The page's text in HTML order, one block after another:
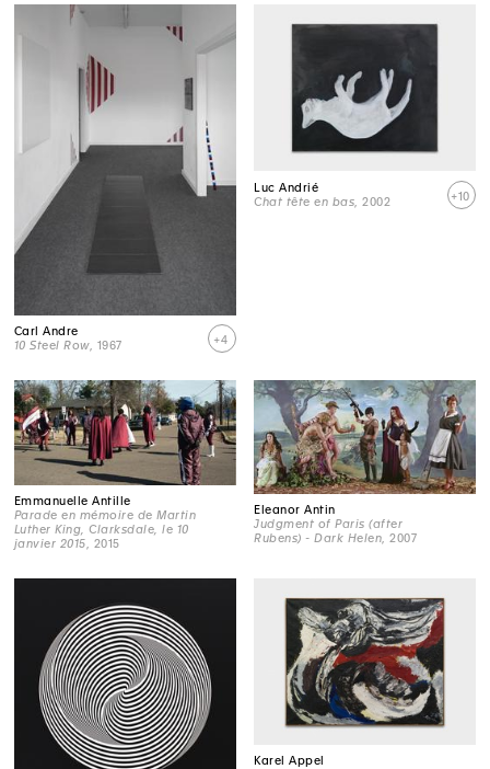
Carl Andre
10 Steel Row, 1967 +4
Luc Andrié
Chat tête en bas , 2002 +10
Emmanuelle Antille
Parade en mémoire de Martin
Luther King, Clarksdale, le 10
janvier 2015 , 2015
Eleanor Antin
Judgment of Paris (after
Rubens) - Dark Helen , 2007
Karel Appel